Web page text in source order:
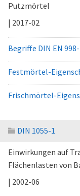
Putzmörtel
| 2017-02
Begriffe DIN EN
Festmörtel-
Frischmörtel-
DIN 1055-1
Einwirkungen auf
Flächenlasten von
| 2002-06